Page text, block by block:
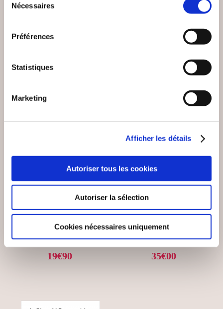
Nécessaires
Préférences
Statistiques
Marketing
Afficher les détails
Autoriser tous les cookies
Autoriser la sélection
Cookies nécessaires uniquement
(0 avis)
Thierry GATINES Ph.D
PREPARER LA
CERTIFICATION IRCA
19€90
Vincent DUCREY et
COMMENT RÉUSSIR
VOTRE STRATÉGIE
35€00